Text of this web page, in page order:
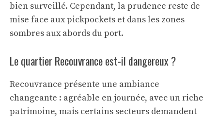
bien surveillé. Cependant, la prudence reste de
mise face aux pickpockets et dans les zones
sombres aux abords du port.
Le quartier Recouvrance est-il dangereux ?
Recouvrance présente une ambiance
changeante : agréable en journée, avec un riche
patrimoine, mais certains secteurs demandent